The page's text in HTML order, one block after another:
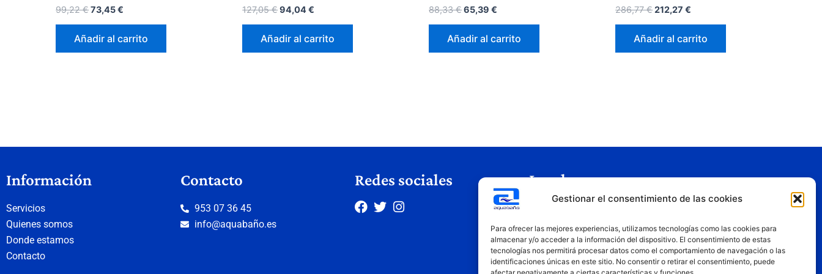
Gestionar el consentimiento de las cookies
Para ofrecer las mejores experiencias, utilizamos tecnologías como las cookies para
almacenar y/o acceder a la información del dispositivo. El consentimiento de estas
tecnologías nos permitirá procesar datos como el comportamiento de navegación o las
identificaciones únicas en este sitio. No consentir o retirar el consentimiento, puede
99,22€73,45€
Añadir al carrito
127,05€94,04€
Añadir al carrito
88,33€65,39€
Añadir al carrito
286,77€212,27€
Añadir al carrito
Información
Servicios
Quienes somos
Donde estamos
Contacto
Contacto
953 07 36 45
info@aquabaño.es
Redes sociales Legal
Política de privacidad
Política de cookies
Condiciones de uso